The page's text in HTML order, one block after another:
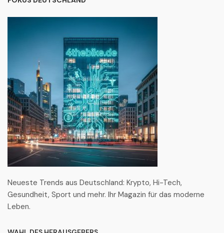
Neueste Trends aus Deutschland: Krypto, Hi-Tech,
Gesundheit, Sport und mehr. Ihr Magazin für das moderne
Leben.